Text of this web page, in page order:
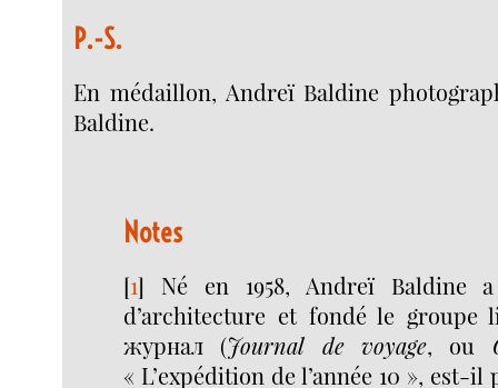
P.-S.
En médaillon, Andreï Baldine
Baldine.
Notes
[1] Né en 1958, Andreï Baldine
d’architecture et fondé le groupe
журнал (Journal de voyage, ou
« L’expédition de l’année 10 », est-